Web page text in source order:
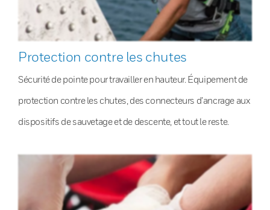
Protection contre les chutes
Sécurité de pointe pour travailler en hauteur. Équipement de
protection contre les chutes, des connecteurs d’ancrage aux
dispositifs de sauvetage et de descente, et tout le reste.